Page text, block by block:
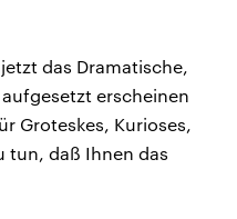
das Dramatische,
erscheinen
Groteskes, Kurioses,
tun, daß Ihnen das